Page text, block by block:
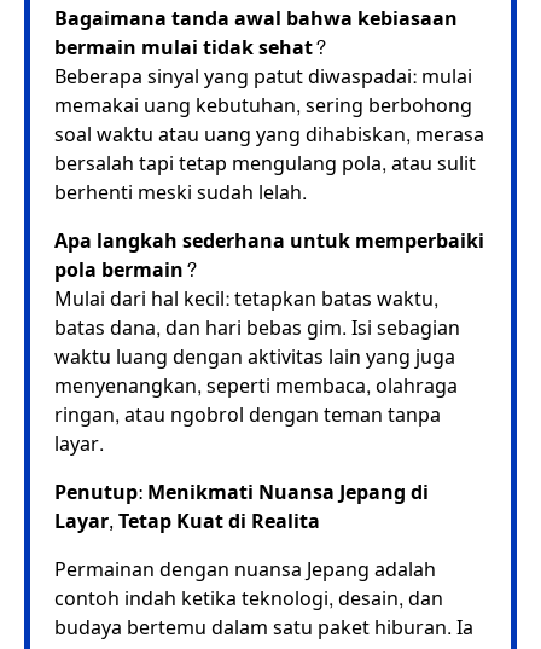
Bagaimana tanda awal bahwa kebiasaan
bermain mulai tidak sehat?
Beberapa sinyal yang patut diwaspadai: mulai
memakai uang kebutuhan, sering berbohong
soal waktu atau uang yang dihabiskan, merasa
bersalah tapi tetap mengulang pola, atau sulit
berhenti meski sudah lelah.
Apa langkah sederhana untuk memperbaiki
pola bermain?
Mulai dari hal kecil: tetapkan batas waktu,
batas dana, dan hari bebas gim. Isi sebagian
waktu luang dengan aktivitas lain yang juga
menyenangkan, seperti membaca, olahraga
ringan, atau ngobrol dengan teman tanpa
layar.
Penutup: Menikmati Nuansa Jepang di
Layar, Tetap Kuat di Realita
Permainan dengan nuansa Jepang adalah
contoh indah ketika teknologi, desain, dan
budaya bertemu dalam satu paket hiburan. Ia